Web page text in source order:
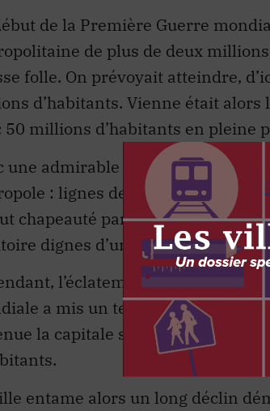
de la Première Guerre
de plus de deux
folle. On prévoyait atteindre,
d’habitants. Vienne était alors
50 millions d’habitants en pleine
une admirable prévoyance, les
: lignes de tramway, zones
chapeauté par une
dignes d’une capitale
l’éclatement de l’empire
a mis un terme brutal à la
la capitale surdimensionnée
entame alors un long déclin